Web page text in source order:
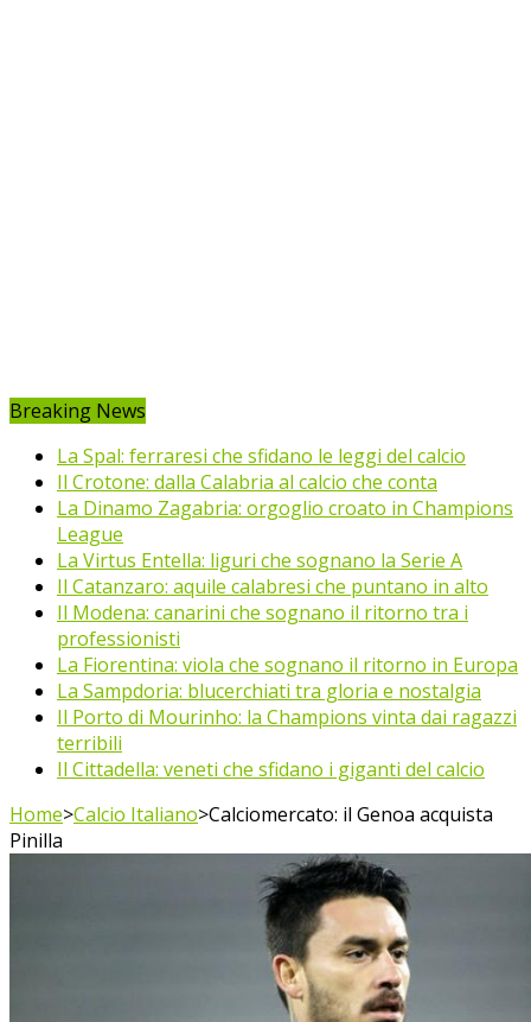
Breaking News
La Spal: ferraresi che sfidano le leggi del calcio
Il Crotone: dalla Calabria al calcio che conta
La Dinamo Zagabria: orgoglio croato in Champions
League
La Virtus Entella: liguri che sognano la Serie A
Il Catanzaro: aquile calabresi che puntano in alto
Il Modena: canarini che sognano il ritorno tra i
professionisti
La Fiorentina: viola che sognano il ritorno in Europa
La Sampdoria: blucerchiati tra gloria e nostalgia
Il Porto di Mourinho: la Champions vinta dai ragazzi
terribili
Il Cittadella: veneti che sfidano i giganti del calcio
Home>Calcio Italiano>Calciomercato: il Genoa acquista
Pinilla